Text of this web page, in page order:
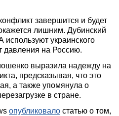
завершится и будет
лишним. Дубинский
украинского
давления на Россию.
выразила надежду на
предсказывая, что это
а также упомянула о
в стране.
опубликовало статью о том,